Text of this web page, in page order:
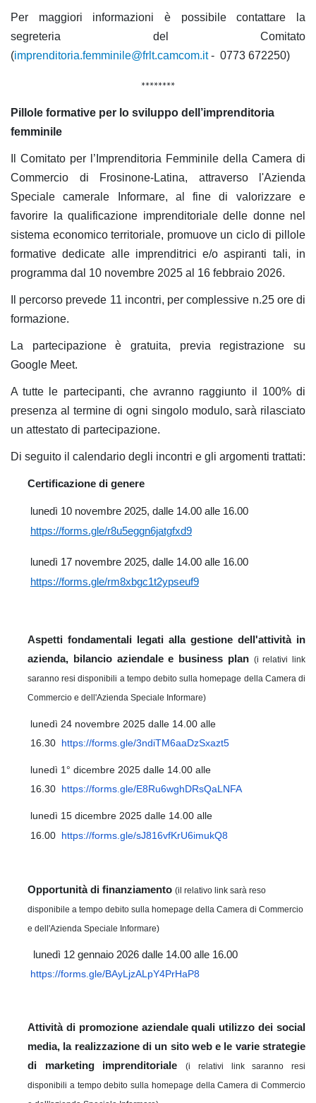
Per maggiori informazioni è possibile contattare la
segreteria del Comitato
(imprenditoria.femminile@frlt.camcom.it- 0773 672250)
********
Pillole formative per lo sviluppo dell’imprenditoria
femminile
Il Comitato per l’Imprenditoria Femminile della Camera di
Commercio di Frosinone-Latina, attraverso l'Azienda
Speciale camerale Informare, al fine di valorizzare e
favorire la qualificazione imprenditoriale delle donne nel
sistema economico territoriale, promuove un ciclo di pillole
formative dedicate alle imprenditrici e/o aspiranti tali, in
programma dal 10 novembre 2025 al 16 febbraio 2026.
Il percorso prevede 11 incontri, per complessive n.25 ore di
formazione.
La partecipazione è gratuita, previa registrazione su
Google Meet.
A tutte le partecipanti, che avranno raggiunto il 100% di
presenza al termine di ogni singolo modulo, sarà rilasciato
un attestato di partecipazione.
Di seguito il calendario degli incontri e gli argomenti trattati:
Certificazione di genere
lunedì 10 novembre 2025, dalle 14.00 alle 16.00
https://forms.gle/r8u5eggn6jatgfxd9
lunedì 17 novembre 2025, dalle 14.00 alle 16.00
https://forms.gle/rm8xbgc1t2ypseuf9
Aspetti fondamentali legati alla gestione dell'attività in
azienda, bilancio aziendale e business plan (i relativi link
saranno resi disponibili a tempo debito sulla homepage della Camera di
Commercio e dell'Azienda Speciale Informare)
lunedì 24 novembre 2025 dalle 14.00 alle
16.30 https://forms.gle/3ndiTM6aaDzSxazt5
lunedì 1° dicembre 2025 dalle 14.00 alle
16.30 https://forms.gle/E8Ru6wghDRsQaLNFA
lunedì 15 dicembre 2025 dalle 14.00 alle
16.00 https://forms.gle/sJ816vfKrU6imukQ8
Opportunità di finanziamento (il relativo link sarà reso
disponibile a tempo debito sulla homepage della Camera di Commercio
e dell'Azienda Speciale Informare)
lunedì 12 gennaio 2026 dalle 14.00 alle 16.00
https://forms.gle/BAyLjzALpY4PrHaP8
Attività di promozione aziendale quali utilizzo dei social
media, la realizzazione di un sito web e le varie strategie
di marketing imprenditoriale(i relativi link saranno resi
disponibili a tempo debito sulla homepage della Camera di Commercio